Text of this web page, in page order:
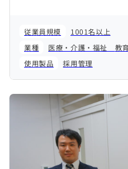
従業員規模
1001名以上
業種
医療・介護・福祉
教
使用製品
採用管理